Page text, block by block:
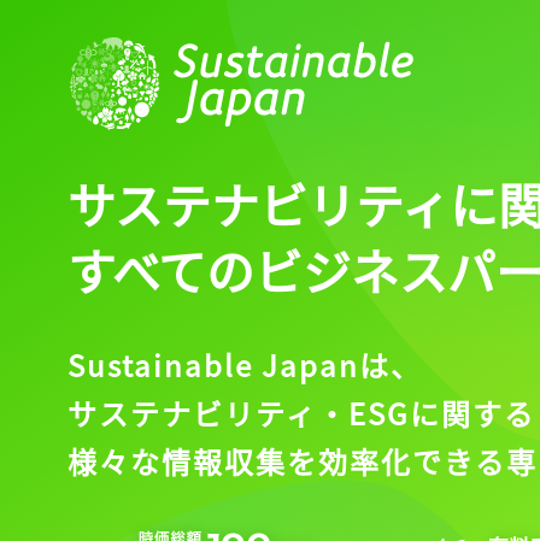
サステナビリティに
すべてのビジネスパ
Sustainable Japanは、
サステナビリティ・ESGに関する
様々な情報収集を効率化できる